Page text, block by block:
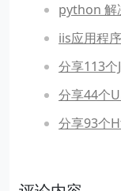
python 解
iis应用程
分享113个
分享44个
分享93个